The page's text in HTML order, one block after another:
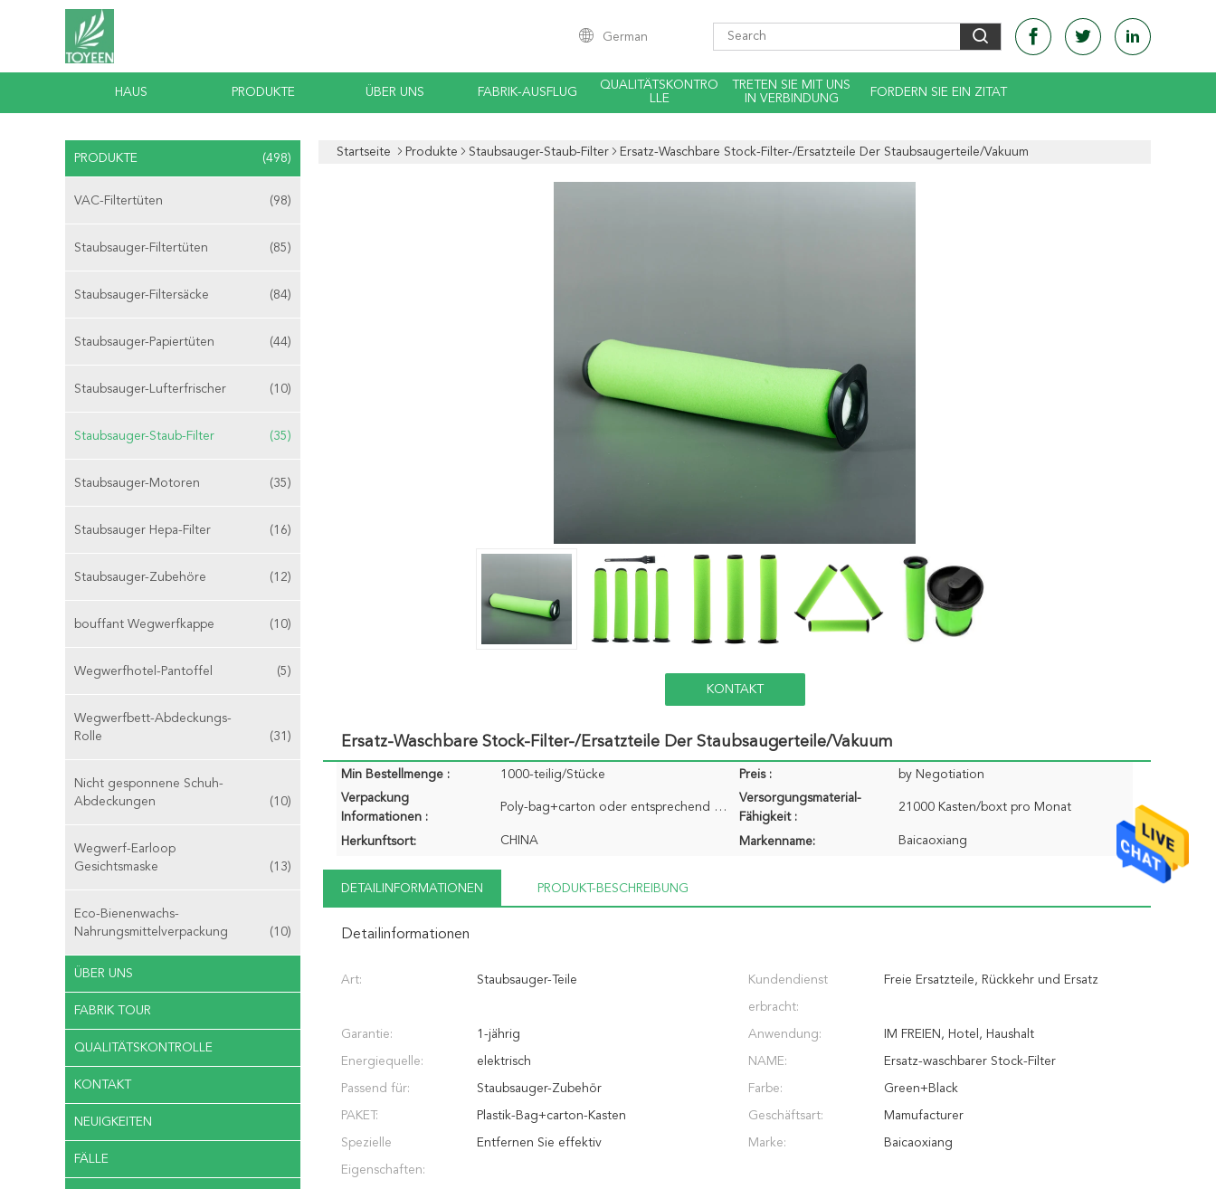
German
HAUS PRODUKTE ÜBER UNS FABRIK-AUSFLUG
QUALITÄTSKONTRO
LLE
TRETEN SIE MIT UNS
IN VERBINDUNG
FORDERN SIE EIN ZITAT
PRODUKTE (498)
VAC-Filtertüten (98)
Staubsauger-Filtertüten (85)
Staubsauger-Filtersäcke (84)
Staubsauger-Papiertüten (44)
Staubsauger-Lufterfrischer (10)
Staubsauger-Staub-Filter (35)
Staubsauger-Motoren (35)
Staubsauger Hepa-Filter (16)
Staubsauger-Zubehöre (12)
bouffant Wegwerfkappe (10)
Wegwerfhotel-Pantoffel (5)
Wegwerfbett-Abdeckungs-
Rolle
(31)
Nicht gesponnene Schuh-
Abdeckungen
(10)
Wegwerf-Earloop
Gesichtsmaske
(13)
Eco-Bienenwachs-
Nahrungsmittelverpackung
(10)
ÜBER UNS
FABRIK TOUR
QUALITÄTSKONTROLLE
KONTAKT
NEUIGKEITEN
FÄLLE
Startseite Produkte Staubsauger-Staub-Filter Ersatz-Waschbare Stock-Filter-/Ersatzteile Der Staubsaugerteile/Vakuum
KONTAKT
Ersatz-Waschbare Stock-Filter-/Ersatzteile Der Staubsaugerteile/Vakuum
Min Bestellmenge : 1000-teilig/Stücke Preis :
by Negotiation
Verpackung
Informationen :
Poly-bag+carton oder entsprechend Benutzerkundenbezogenheit
Versorgungsmaterial-
Fähigkeit :
21000 Kasten/boxt pro Monat
Herkunftsort: CHINA Markenname: Baicaoxiang
DETAILINFORMATIONEN PRODUKT-BESCHREIBUNG
Detailinformationen
Art: Staubsauger-Teile Kundendienst
erbracht:
Freie Ersatzteile, Rückkehr und Ersatz
Garantie: 1-jährig Anwendung: IM FREIEN, Hotel, Haushalt
Energiequelle: elektrisch NAME: Ersatz-waschbarer Stock-Filter
Passend für: Staubsauger-Zubehör Farbe: Green+Black
PAKET: Plastik-Bag+carton-Kasten Geschäftsart: Mamufacturer
Spezielle
Eigenschaften:
Entfernen Sie effektiv Marke: Baicaoxiang